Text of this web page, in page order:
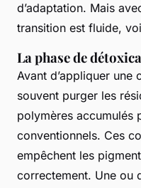
d’adaptation. Mais
transition est fluide,
La phase de
Avant d’appliquer
souvent purger les
polymères accumulés
conventionnels. Ces
empêchent les
correctement. Une ou